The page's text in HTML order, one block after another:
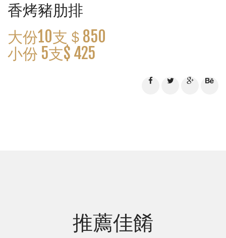
香烤豬肋排
大份10支＄850
小份 5支$ 425
推薦佳餚